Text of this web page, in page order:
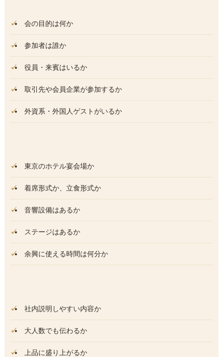
会の目的は何か
参加者は誰か
役員・来賓はいるか
取引先や会員企業が参加するか
外資系・外国人ゲストがいるか
東京のホテル宴会場か
着席形式か、立食形式か
音響設備はあるか
ステージはあるか
余興に使える時間は何分か
社内説明しやすい内容か
大人数でも伝わるか
上品に盛り上がるか